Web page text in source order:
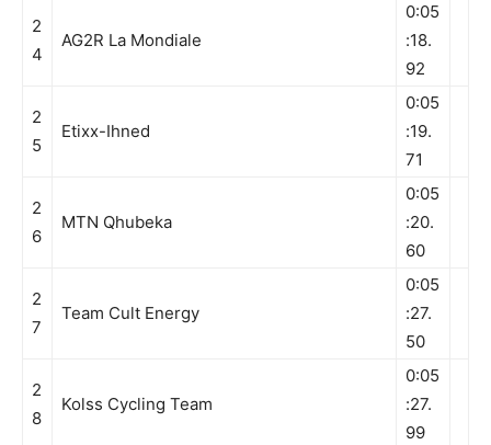
2
4
AG2R La Mondiale
0:05
:18.
92
2
5
Etixx-Ihned
0:05
:19.
71
2
6
MTN Qhubeka
0:05
:20.
60
2
7
Team Cult Energy
0:05
:27.
50
2
8
Kolss Cycling Team
0:05
:27.
99